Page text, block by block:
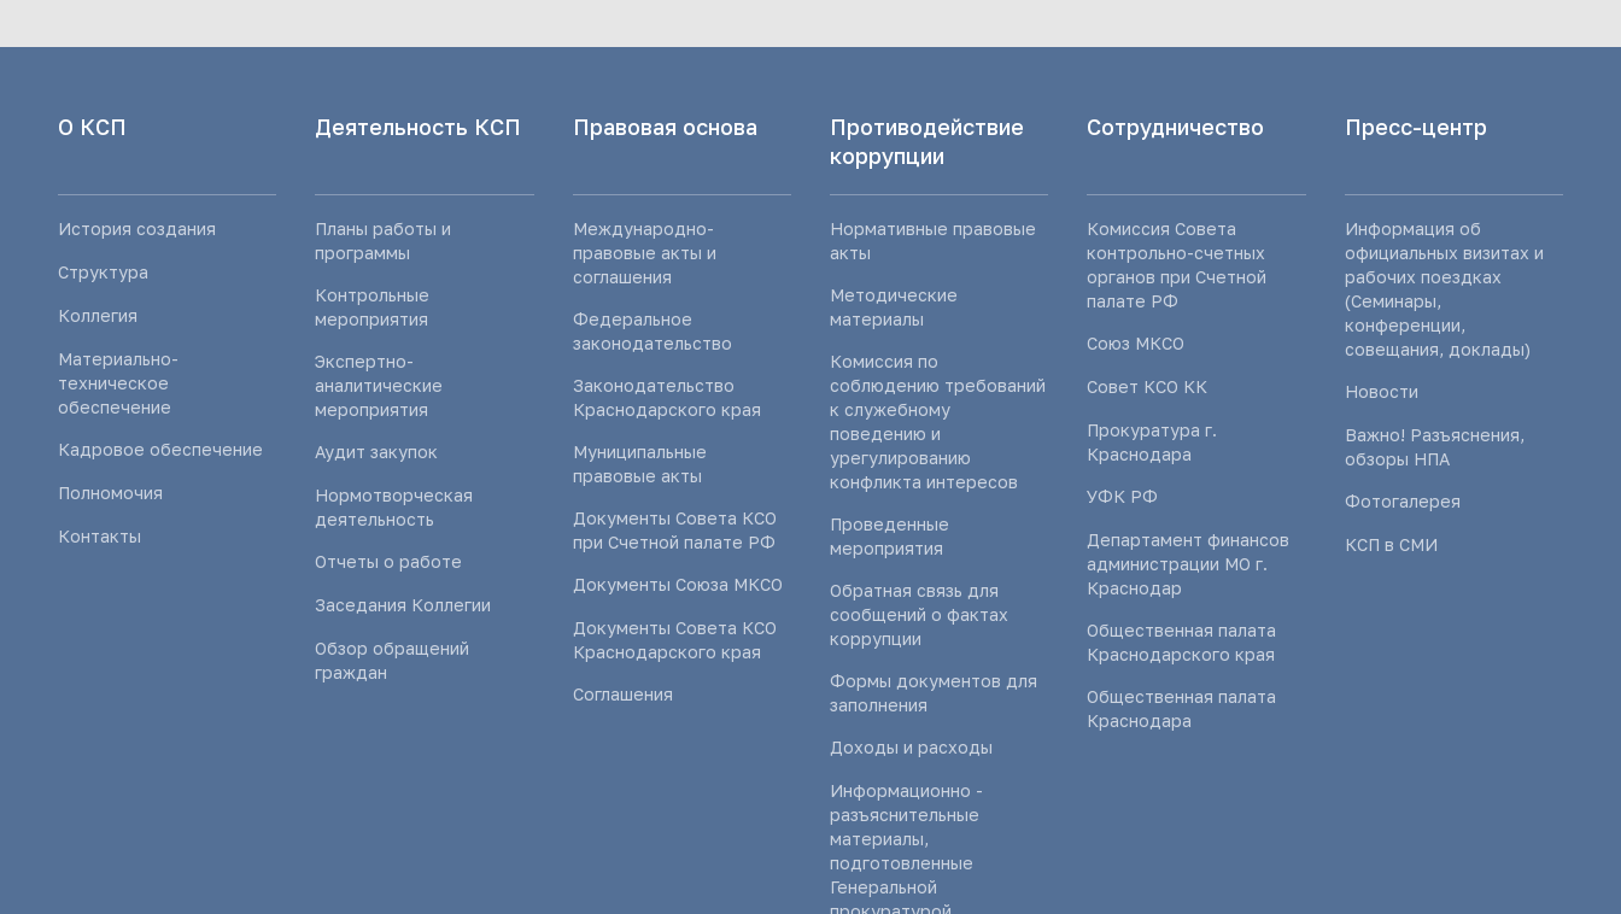
О КСП
История создания
Структура
Коллегия
Материально-
техническое
обеспечение
Кадровое обеспечение
Полномочия
Контакты
Деятельность КСП
Планы работы и
программы
Контрольные
мероприятия
Экспертно-
аналитические
мероприятия
Аудит закупок
Нормотворческая
деятельность
Отчеты о работе
Заседания Коллегии
Обзор обращений
граждан
Правовая основа
Международно-
правовые акты и
соглашения
Федеральное
законодательство
Законодательство
Краснодарского края
Муниципальные
правовые акты
Документы Совета КСО
при Счетной палате РФ
Документы Союза МКСО
Документы Совета КСО
Краснодарского края
Соглашения
Противодействие
коррупции
Нормативные правовые
акты
Методические
материалы
Комиссия по
соблюдению требований
к служебному
поведению и
урегулированию
конфликта интересов
Проведенные
мероприятия
Обратная связь для
сообщений о фактах
коррупции
Формы документов для
заполнения
Доходы и расходы
Информационно -
разъяснительные
материалы,
подготовленные
Генеральной
Сотрудничество
Комиссия Совета
контрольно-счетных
органов при Счетной
палате РФ
Союз МКСО
Совет КСО КК
Прокуратура г.
Краснодара
УФК РФ
Департамент финансов
администрации МО г.
Краснодар
Общественная палата
Краснодарского края
Общественная палата
Краснодара
Пресс-центр
Информация об
официальных визитах и
рабочих поездках
(Семинары,
конференции,
совещания, доклады)
Новости
Важно! Разъяснения,
обзоры НПА
Фотогалерея
КСП в СМИ